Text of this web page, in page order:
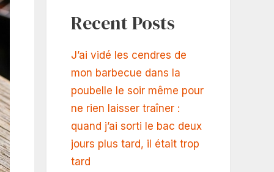
Recent Posts
J’ai vidé les cendres de
mon barbecue dans la
poubelle le soir même pour
ne rien laisser traîner :
quand j’ai sorti le bac deux
jours plus tard, il était trop
tard